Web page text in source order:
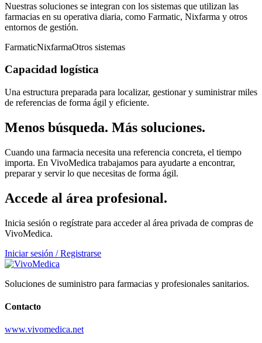
Nuestras soluciones se integran con los sistemas que utilizan las
farmacias en su operativa diaria, como Farmatic, Nixfarma y otros
entornos de gestión.
FarmaticNixfarmaOtros sistemas
Capacidad logística
Una estructura preparada para localizar, gestionar y suministrar miles
de referencias de forma ágil y eficiente.
Menos búsqueda. Más soluciones.
Cuando una farmacia necesita una referencia concreta, el tiempo
importa. En VivoMedica trabajamos para ayudarte a encontrar,
preparar y servir lo que necesitas de forma ágil.
Accede al área profesional.
Inicia sesión o regístrate para acceder al área privada de compras de
VivoMedica.
Iniciar sesión / Registrarse
Soluciones de suministro para farmacias y profesionales sanitarios.
Contacto
www.vivomedica.net